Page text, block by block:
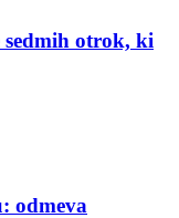
otrok, ki
odmeva